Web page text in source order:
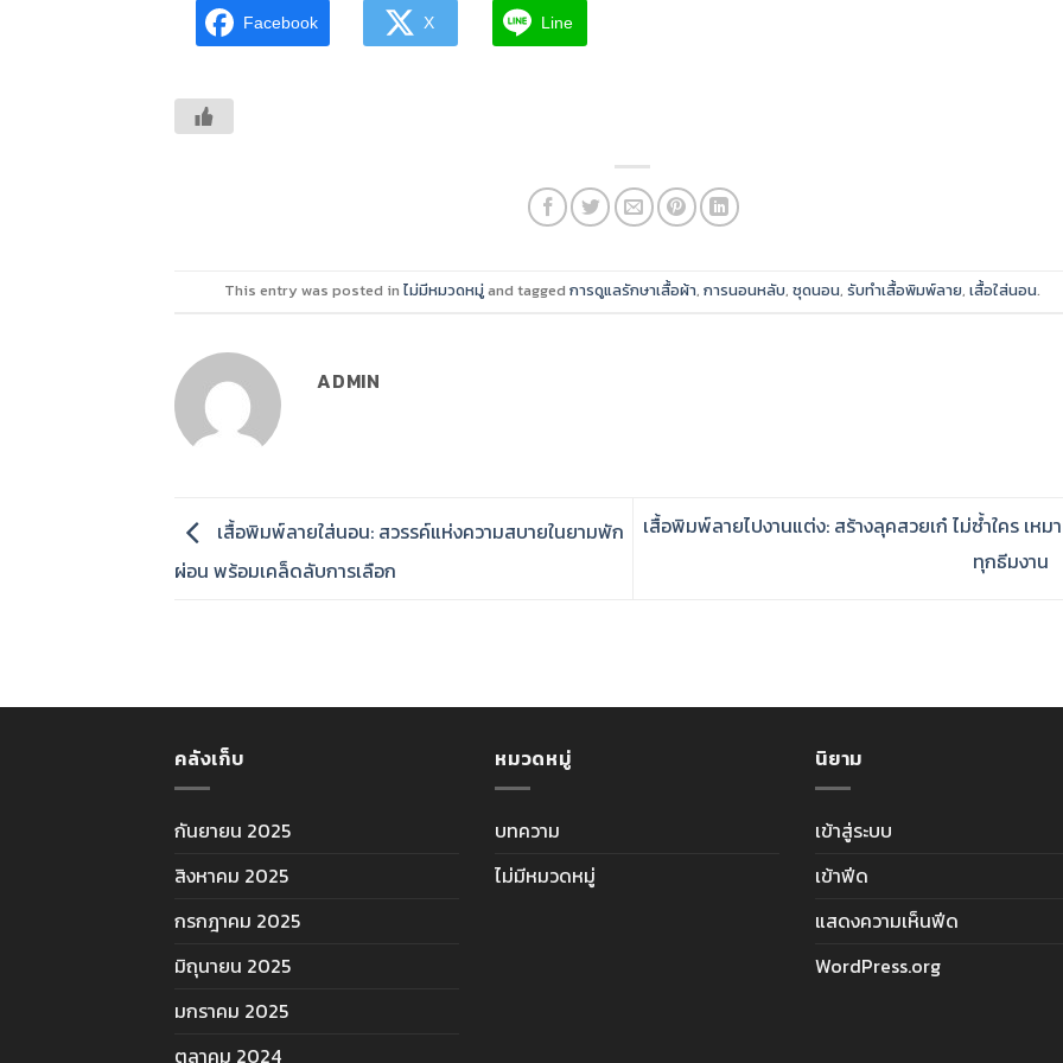
Facebook X Line
This entry was posted inไม่มีหมวดหมู่and taggedการดูแลรักษาเสื้อผ้า,การนอนหลับ,ชุดนอน,รับทำเสื้อพิมพ์ลาย,เสื้อใส่นอน.
ADMIN
เสื้อพิมพ์ลายใส่นอน: สวรรค์แห่งความสบายในยามพัก
ผ่อน พร้อมเคล็ดลับการเลือก
เสื้อพิมพ์ลายไปงานแต่ง: สร้างลุคสวยเก๋ ไม่ซ้ำใคร เหม
ทุกธีมงาน
คลังเก็บ
กันยายน 2025
สิงหาคม 2025
กรกฎาคม 2025
มิถุนายน 2025
มกราคม 2025
ตุลาคม 2024
หมวดหมู่
บทความ
ไม่มีหมวดหมู่
นิยาม
เข้าสู่ระบบ
เข้าฟีด
แสดงความเห็นฟีด
WordPress.org